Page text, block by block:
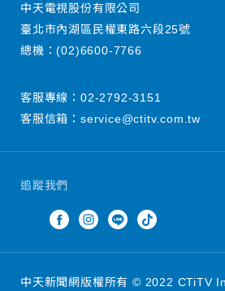
追蹤我們
中天電視股份有限公司
臺北市內湖區民權東路六段25號
總機：(02)6600-7766
客服專線： 02-2792-3151
客服信箱： service@ctitv.com.tw
中天新聞網版權所有 © 2022 CTiTV